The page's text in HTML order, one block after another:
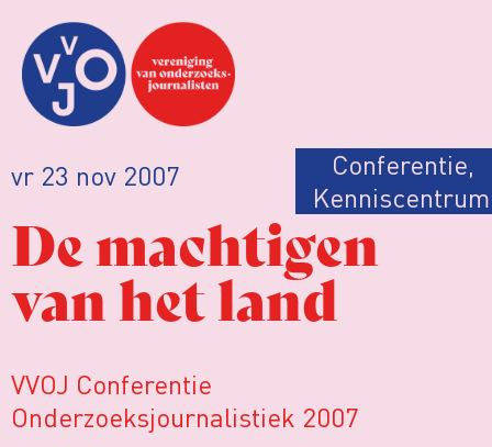
vr 23 nov 2007 Conferentie,
Kenniscentrum
De machtigen
van het land
VVOJ Conferentie
Onderzoeksjournalistiek 2007